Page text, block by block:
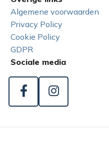
Algemene voorwaarden
Privacy Policy
Cookie Policy
GDPR
Sociale media